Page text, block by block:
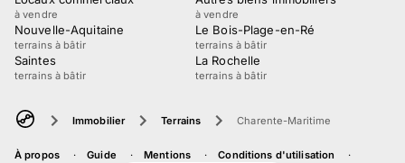
à vendre à vendre
Nouvelle-Aquitaine
terrains à bâtir
Le Bois-Plage-en-Ré
terrains à bâtir
Saintes
terrains à bâtir
La Rochelle
terrains à bâtir
Immobilier Terrains Charente-Maritime
À propos Guide Mentions Conditions d'utilisation